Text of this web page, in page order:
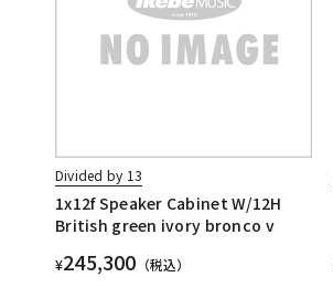
Divided by 13
1x12f Speaker Cabinet W/12H
British green ivory bronco v
¥245,300 （税込）